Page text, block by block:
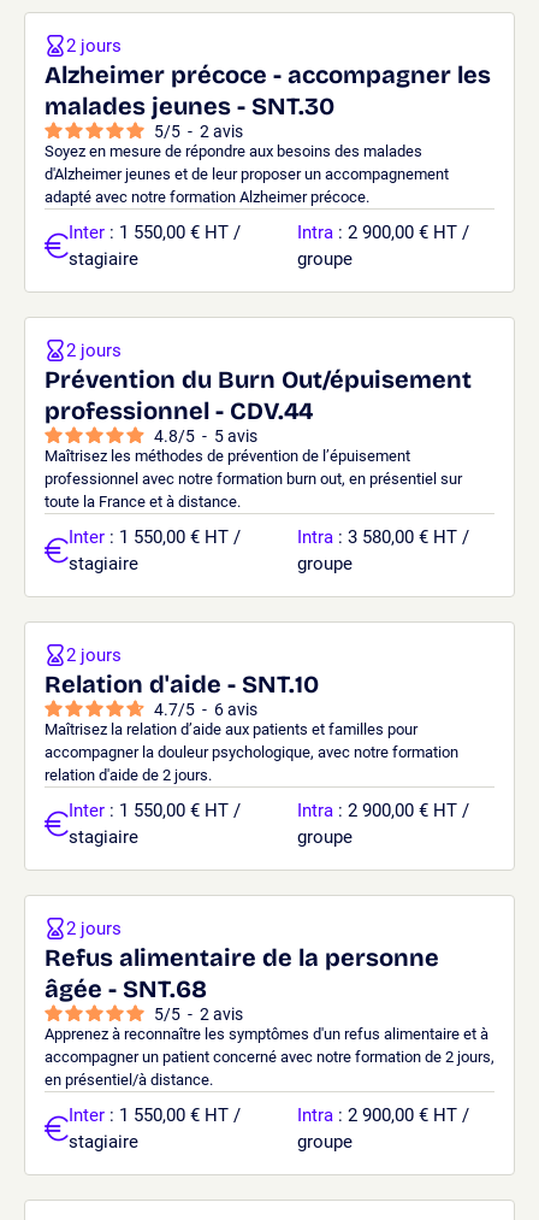
Alzheimer précoce - accompagner les
malades jeunes - SNT.30
5/5 - 2 avis
Soyez en mesure de répondre aux besoins des malades
d'Alzheimer jeunes et de leur proposer un accompagnement
adapté avec notre formation Alzheimer précoce.
2 jours
Inter : 1 550,00 € HT /
stagiaire
Intra : 2 900,00 € HT /
groupe
Prévention du Burn Out/épuisement
professionnel - CDV.44
4.8/5 - 5avis
Maîtrisez les méthodes de prévention de l’épuisement
professionnel avec notre formation burn out, en présentiel sur
toute la France et à distance.
2 jours
Inter : 1 550,00 € HT /
stagiaire
Intra : 3 580,00 € HT /
groupe
Relation d'aide - SNT.10
4.7/5 - 6avis
Maîtrisez la relation d’aide aux patients et familles pour
accompagner la douleur psychologique, avec notre formation
relation d'aide de 2 jours.
2 jours
Inter : 1 550,00 € HT /
stagiaire
Intra : 2 900,00 € HT /
groupe
Refus alimentaire de la personne
âgée - SNT.68
5/5 - 2 avis
Apprenez à reconnaître les symptômes d'un refus alimentaire et à
accompagner un patient concerné avec notre formation de 2 jours,
en présentiel/à distance.
2 jours
Inter : 1 550,00 € HT /
stagiaire
Intra : 2 900,00 € HT /
groupe